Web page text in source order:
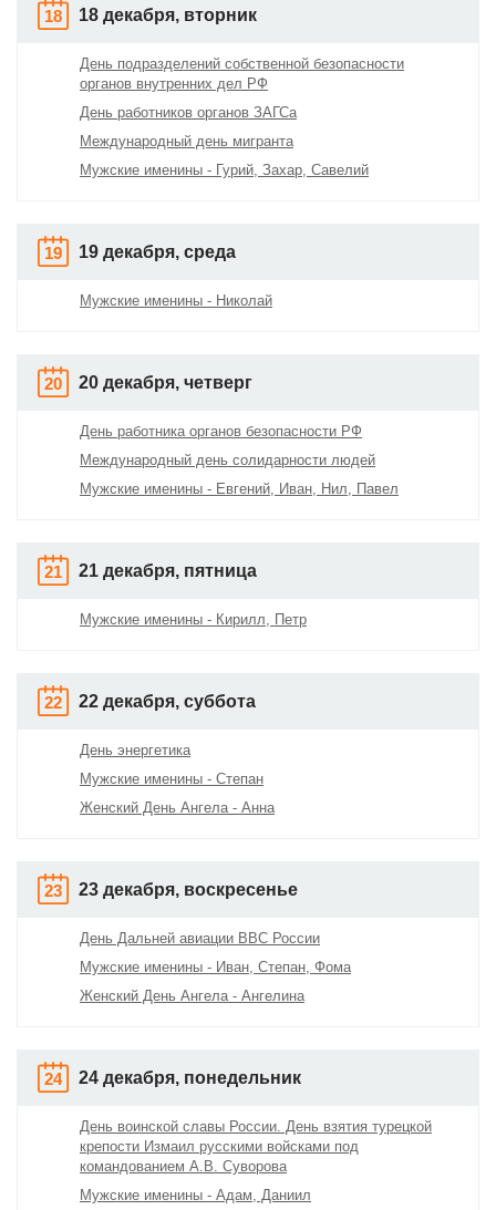
18 18 декабря, вторник
День подразделений собственной безопасности
органов внутренних дел РФ
День работников органов ЗАГСа
Международный день мигранта
Мужские именины - Гурий, Захар, Савелий
19 19 декабря, среда
Мужские именины - Николай
20 20 декабря, четверг
День работника органов безопасности РФ
Международный день солидарности людей
Мужские именины - Евгений, Иван, Нил, Павел
21 21 декабря, пятница
Мужские именины - Кирилл, Петр
22 22 декабря, суббота
День энергетика
Мужские именины - Степан
Женский День Ангела - Анна
23 23 декабря, воскресенье
День Дальней авиации ВВС России
Мужские именины - Иван, Степан, Фома
Женский День Ангела - Ангелина
24 24 декабря, понедельник
День воинской славы России. День взятия турецкой
крепости Измаил русскими войсками под
командованием А.В. Суворова
Мужские именины - Адам, Даниил